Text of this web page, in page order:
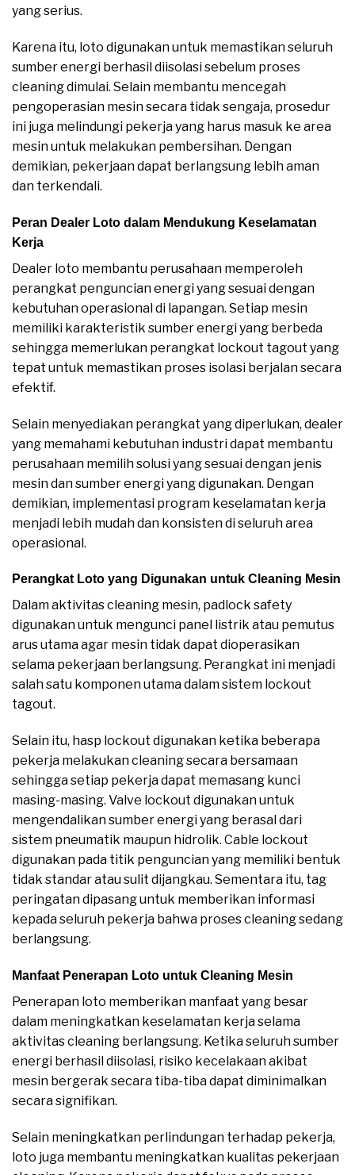
yang serius.
Karena itu, loto digunakan untuk memastikan seluruh
sumber energi berhasil diisolasi sebelum proses
cleaning dimulai. Selain membantu mencegah
pengoperasian mesin secara tidak sengaja, prosedur
ini juga melindungi pekerja yang harus masuk ke area
mesin untuk melakukan pembersihan. Dengan
demikian, pekerjaan dapat berlangsung lebih aman
dan terkendali.
Peran Dealer Loto dalam Mendukung Keselamatan
Kerja
Dealer loto membantu perusahaan memperoleh
perangkat penguncian energi yang sesuai dengan
kebutuhan operasional di lapangan. Setiap mesin
memiliki karakteristik sumber energi yang berbeda
sehingga memerlukan perangkat lockout tagout yang
tepat untuk memastikan proses isolasi berjalan secara
efektif.
Selain menyediakan perangkat yang diperlukan, dealer
yang memahami kebutuhan industri dapat membantu
perusahaan memilih solusi yang sesuai dengan jenis
mesin dan sumber energi yang digunakan. Dengan
demikian, implementasi program keselamatan kerja
menjadi lebih mudah dan konsisten di seluruh area
operasional.
Perangkat Loto yang Digunakan untuk Cleaning Mesin
Dalam aktivitas cleaning mesin, padlock safety
digunakan untuk mengunci panel listrik atau pemutus
arus utama agar mesin tidak dapat dioperasikan
selama pekerjaan berlangsung. Perangkat ini menjadi
salah satu komponen utama dalam sistem lockout
tagout.
Selain itu, hasp lockout digunakan ketika beberapa
pekerja melakukan cleaning secara bersamaan
sehingga setiap pekerja dapat memasang kunci
masing-masing. Valve lockout digunakan untuk
mengendalikan sumber energi yang berasal dari
sistem pneumatik maupun hidrolik. Cable lockout
digunakan pada titik penguncian yang memiliki bentuk
tidak standar atau sulit dijangkau. Sementara itu, tag
peringatan dipasang untuk memberikan informasi
kepada seluruh pekerja bahwa proses cleaning sedang
berlangsung.
Manfaat Penerapan Loto untuk Cleaning Mesin
Penerapan loto memberikan manfaat yang besar
dalam meningkatkan keselamatan kerja selama
aktivitas cleaning berlangsung. Ketika seluruh sumber
energi berhasil diisolasi, risiko kecelakaan akibat
mesin bergerak secara tiba-tiba dapat diminimalkan
secara signifikan.
Selain meningkatkan perlindungan terhadap pekerja,
loto juga membantu meningkatkan kualitas pekerjaan